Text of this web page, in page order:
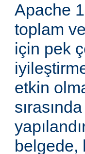
Apache
toplam
için pek
etkin
belgede,